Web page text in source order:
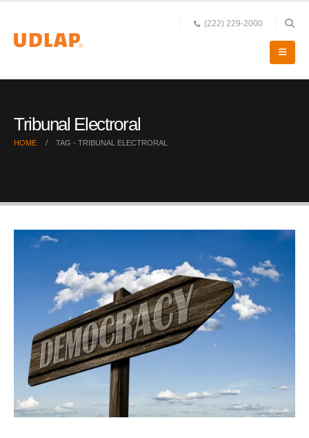
(222) 229-2000
Tribunal Electroral
HOME TAG - TRIBUNAL ELECTRORAL